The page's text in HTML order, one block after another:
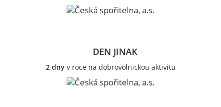
DEN JINAK
2 dnyv roce na dobrovolnickou aktivitu